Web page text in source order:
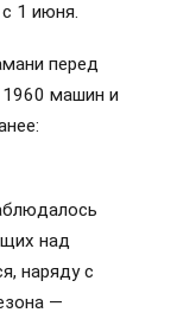
1 июня.
перед
машин и
над
наряду с
—